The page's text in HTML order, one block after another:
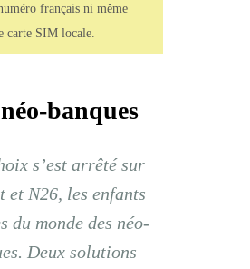
français ni même
carte SIM locale.
banques
s’est arrêté sur
et N26, les enfants
du monde des néo-
Deux solutions